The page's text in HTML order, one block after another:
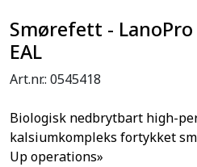
Smørefett - LanoPro
EAL
Art.nr.: 0545418
Biologisk nedbrytbart high-
kalsiumkompleks fortykket
Up operations»